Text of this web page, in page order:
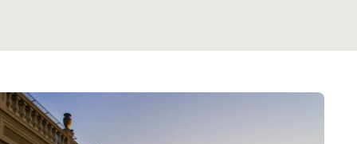
Gessele.
Un edificio diferenciado y lleno de personalidad
es la combinación perfecta del refinamiento del